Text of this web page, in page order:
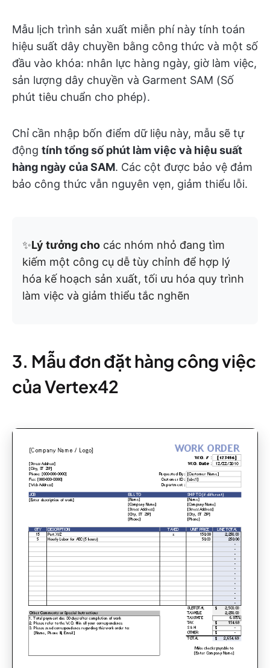
Mẫu lịch trình sản xuất miễn phí này tính toán
hiệu suất dây chuyền bằng công thức và một số
đầu vào khóa: nhân lực hàng ngày, giờ làm việc,
sản lượng dây chuyền và Garment SAM (Số
phút tiêu chuẩn cho phép).
Chỉ cần nhập bốn điểm dữ liệu này, mẫu sẽ tự
động tính tổng số phút làm việc và hiệu suất
hàng ngày của SAM. Các cột được bảo vệ đảm
bảo công thức vẫn nguyên vẹn, giảm thiểu lỗi.
✨Lý tưởng cho các nhóm nhỏ đang tìm
kiếm một công cụ dễ tùy chỉnh để hợp lý
hóa kế hoạch sản xuất, tối ưu hóa quy trình
làm việc và giảm thiểu tắc nghẽn
3. Mẫu đơn đặt hàng công việc
của Vertex42